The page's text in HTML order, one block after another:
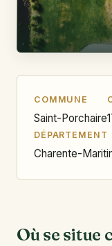
COMMUNE
Saint-Porchaire
DÉPARTEMENT
Charente-
Où se situe